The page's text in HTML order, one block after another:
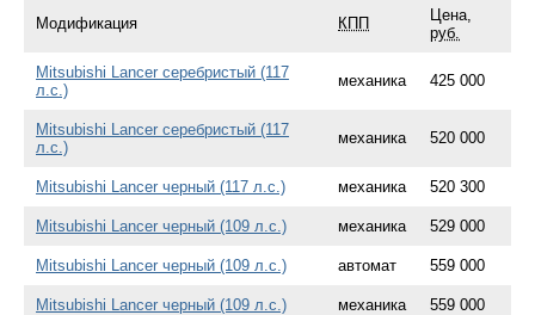
Модификация КПП
Цена,
руб.
Mitsubishi Lancer серебристый (117
л.с.)
механика 425 000
Mitsubishi Lancer серебристый (117
л.с.)
механика 520 000
Mitsubishi Lancer черный (117 л.с.) механика 520 300
Mitsubishi Lancer черный (109 л.с.) механика 529 000
Mitsubishi Lancer черный (109 л.с.) автомат 559 000
Mitsubishi Lancer черный (109 л.с.) механика 559 000